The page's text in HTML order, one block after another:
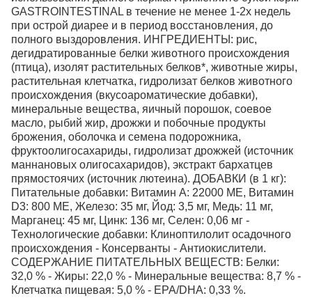
GASTROINTESTINAL в течение не менее 1-2х недель
при острой диарее и в период восстановления, до
полного выздоровления. ИНГРЕДИЕНТЫ: рис,
дегидратированные белки животного происхождения
(птица), изолят растительных белков*, животные жиры,
растительная клетчатка, гидролизат белков животного
происхождения (вкусоароматические добавки),
минеральные вещества, яичный порошок, соевое
масло, рыбий жир, дрожжи и побочные продукты
брожения, оболочка и семена подорожника,
фруктоолигосахариды, гидролизат дрожжей (источник
мaннановых олигосахаридов), экстракт бархатцев
прямостоячих (источник лютеина). ДОБАВКИ (в 1 кг):
Питательные добавки: Витамин A: 22000 ME, Витамин
D3: 800 ME, Железо: 35 мг, Йод: 3,5 мг, Медь: 11 мг,
Марганец: 45 мг, Цинк: 136 мг, Ceлeн: 0,06 мг -
Технологические добавки: Клиноптилолит осадочного
происхождения - Консерванты - Антиокислители.
СОДЕРЖАНИЕ ПИТАТЕЛЬНЫХ ВЕЩЕСТВ: Белки:
32,0 % - Жиры: 22,0 % - Минеральные вещества: 8,7 % -
Клетчатка пищевая: 5,0 % - EPA/DHA: 0,33 %.